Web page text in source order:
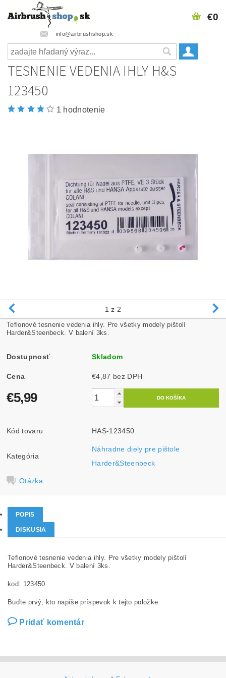
info@airbrushshop.sk
€0
TESNENIE VEDENIA IHLY H&S
123450
1 hodnotenie
1 z 2
Teflonové tesnenie vedenia ihly. Pre všetky modely pištolí
Harder&Steenbeck. V balení 3ks.
Dostupnosť Skladom
Cena €4,87 bez DPH
€5,99
Kód tovaru HAS-123450
Kategória
Náhradne diely pre pištole
Harder&Steenbeck
Otázka
POPIS
DISKUSIA
Teflonové tesnenie vedenia ihly. Pre všetky modely pištolí
Harder&Steenbeck. V balení 3ks.
kod: 123450
Buďte prvý, kto napíše príspevok k tejto položke.
Pridať komentár